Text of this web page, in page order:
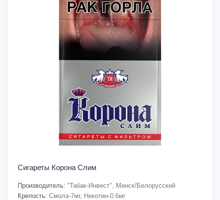
Сигареты Корона Слим
Производитель: "Табак-Инвест", Минск/Белорусский
Крепость: Смола-7мг, Никотин-0.6мг